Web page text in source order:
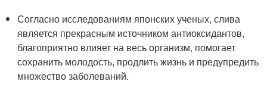
Согласно исследованиям японских ученых, слива
является прекрасным источником антиоксидантов,
благоприятно влияет на весь организм, помогает
сохранить молодость, продлить жизнь и предупредить
множество заболеваний.